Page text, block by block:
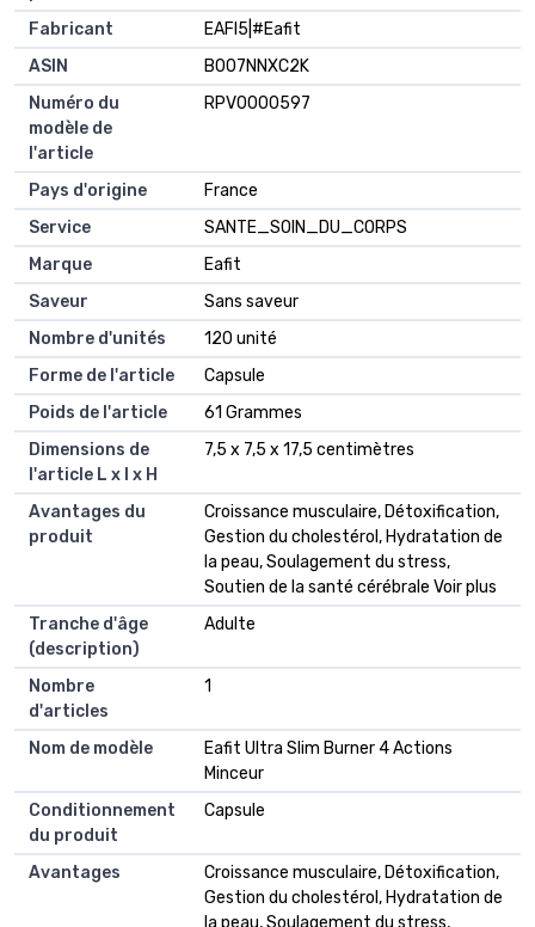
Fabricant
EAFI5|#Eafit
ASIN
B007NNXC2K
Numéro du
modèle de
l'article
RPV0000597
Pays d'origine
France
Service
SANTE_SOIN_DU_CORPS
Marque
Eafit
Saveur
Sans saveur
Nombre d'unités
120 unité
Forme de l'article
Capsule
Poids de l'article
61 Grammes
Dimensions de
l'article L x l x H
7,5 x 7,5 x 17,5 centimètres
Avantages du
produit
Croissance musculaire, Détoxification,
Gestion du cholestérol, Hydratation de
la peau, Soulagement du stress,
Soutien de la santé cérébrale Voir plus
Tranche d'âge
(description)
Adulte
Nombre
d'articles
1
Nom de modèle
Eafit Ultra Slim Burner 4 Actions
Minceur
Conditionnement
du produit
Capsule
Avantages
Croissance musculaire, Détoxification,
Gestion du cholestérol, Hydratation de
la peau, Soulagement du stress,